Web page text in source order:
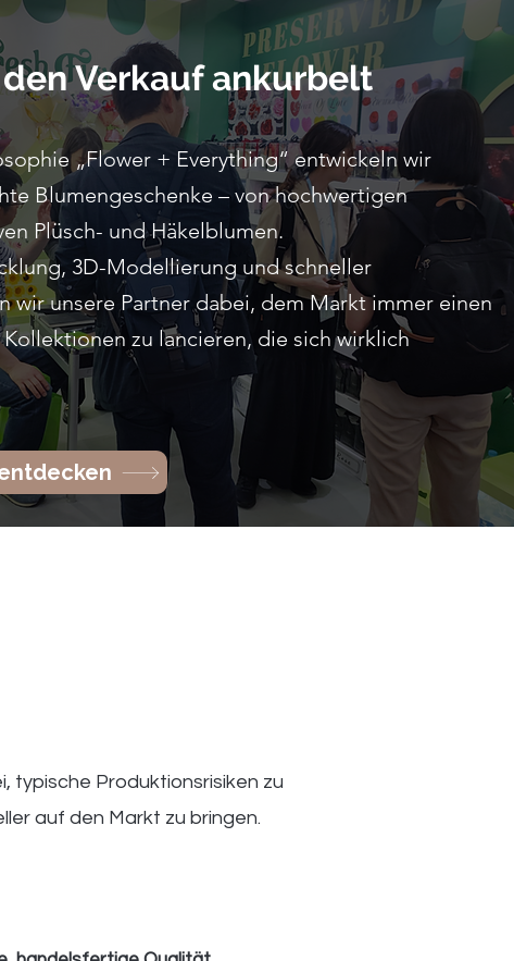
Verkauf ankurbelt
„Flower + Everything“ entwickeln wir
Blumengeschenke – von hochwertigen
Plüsch- und Häkelblumen.
3D-Modellierung und schneller
wir unsere Partner dabei, dem Markt immer einen
zu lancieren, die sich wirklich
typische Produktionsrisiken zu
auf den Markt zu bringen.